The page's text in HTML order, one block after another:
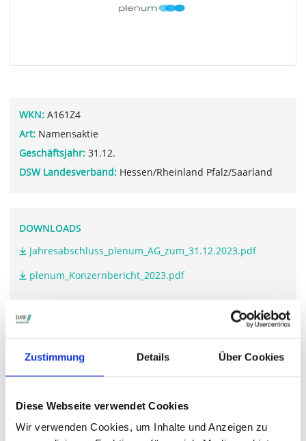
Zustimmung Details Über Cookies
Diese Webseite verwendet Cookies
Wir verwenden Cookies, um Inhalte und Anzeigen zu
WKN: A161Z4
Art: Namensaktie
Geschäftsjahr: 31.12.
DSW Landesverband: Hessen/Rheinland Pfalz/Saarland
DOWNLOADS
Jahresabschluss_plenum_AG_zum_31.12.2023.pdf
plenum_Konzernbericht_2023.pdf
www.plenum.de/.../investor-relations
STIMMRECHTSVERTRETUNG DURCH DIE DSW